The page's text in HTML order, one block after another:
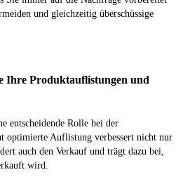
und gleichzeitig überschüssige
Ihre Produktauflistungen und
entscheidende Rolle bei der
optimierte Auflistung verbessert nicht nur
auch den Verkauf und trägt dazu bei,
wird.